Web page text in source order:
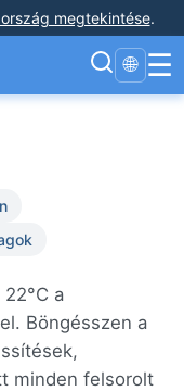
megtekintése.
🌐 ☰
a
Böngésszen a
minden felsorolt